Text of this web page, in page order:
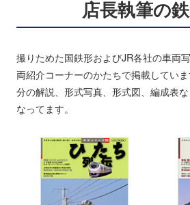
店長執筆の
撮りためた国鉄形およびJR各社の車両
両紹介コーナーのかたちで掲載してい
分の解説、形式写真、形式図、編成表
なってます。